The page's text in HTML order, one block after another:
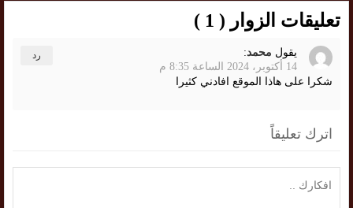
تعليقات الزوار ( 1 )
يقول محمد:
14 أكتوبر، 2024 الساعة 8:35 م
شكرا على هاذا الموقع افادني كثيرا
رد
اترك تعليقاً